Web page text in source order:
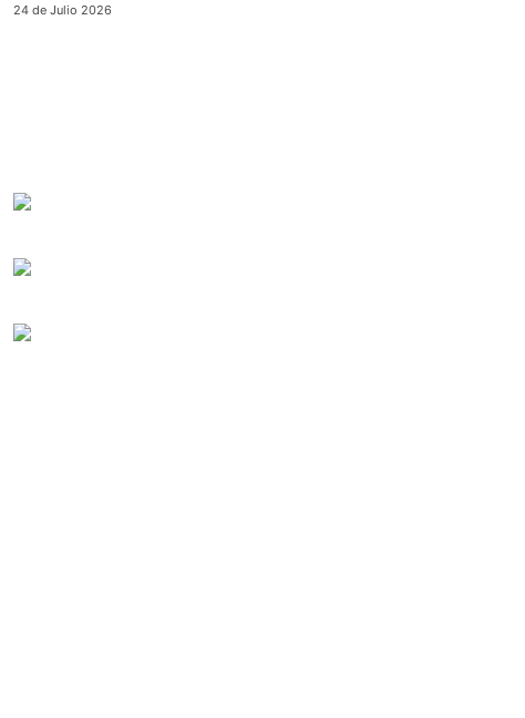
24 de Julio 2026